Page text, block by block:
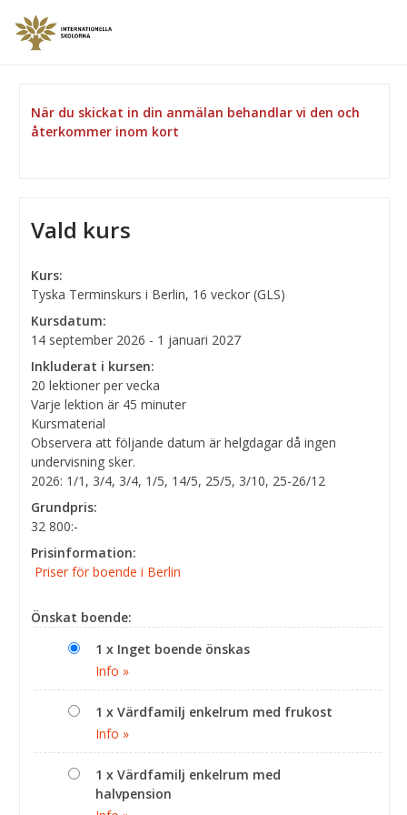
När du skickat in din anmälan behandlar vi den och
återkommer inom kort
Vald kurs
Kurs:
Tyska Terminskurs i Berlin, 16 veckor (GLS)
Kursdatum:
14 september 2026 - 1 januari 2027
Inkluderat i kursen:
20 lektioner per vecka
Varje lektion är 45 minuter
Kursmaterial
Observera att följande datum är helgdagar då ingen
undervisning sker.
2026: 1/1, 3/4, 3/4, 1/5, 14/5, 25/5, 3/10, 25-26/12
Grundpris:
32 800:-
Prisinformation:
Priser för boende i Berlin
Önskat boende:
1 x Inget boende önskas
Info »
1 x Värdfamilj enkelrum med frukost
Info »
1 x Värdfamilj enkelrum med
halvpension